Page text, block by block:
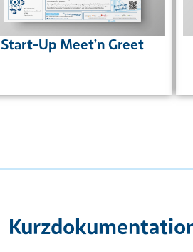
Start-Up Meet’n Greet